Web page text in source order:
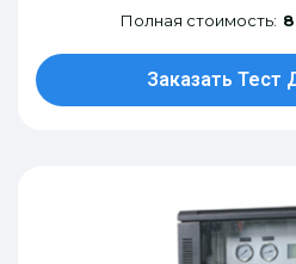
Полная стоимость:
Заказать Тест